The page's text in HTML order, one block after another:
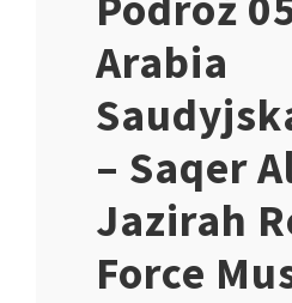
Arabia
– Saqer
Jazirah
Force